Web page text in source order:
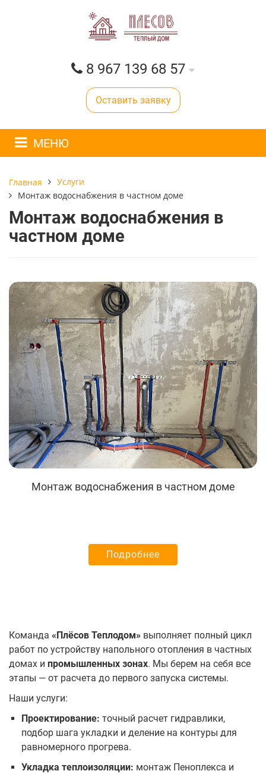
8 967 139 68 57
Оставить заявку
МЕНЮ
Главная
Услуги
Монтаж водоснабжения в частном доме
Монтаж водоснабжения в
частном доме
Монтаж водоснабжения в частном доме
Подробнее
Команда «Плёсов Теплодом» выполняет полный цикл
работ по устройству напольного отопления в частных
домах и промышленных зонах. Мы берем на себя все
этапы — от расчета до первого запуска системы.
Наши услуги:
Проектирование: точный расчет гидравлики,
подбор шага укладки и деление на контуры для
равномерного прогрева.
Укладка теплоизоляции: монтаж Пеноплекса и